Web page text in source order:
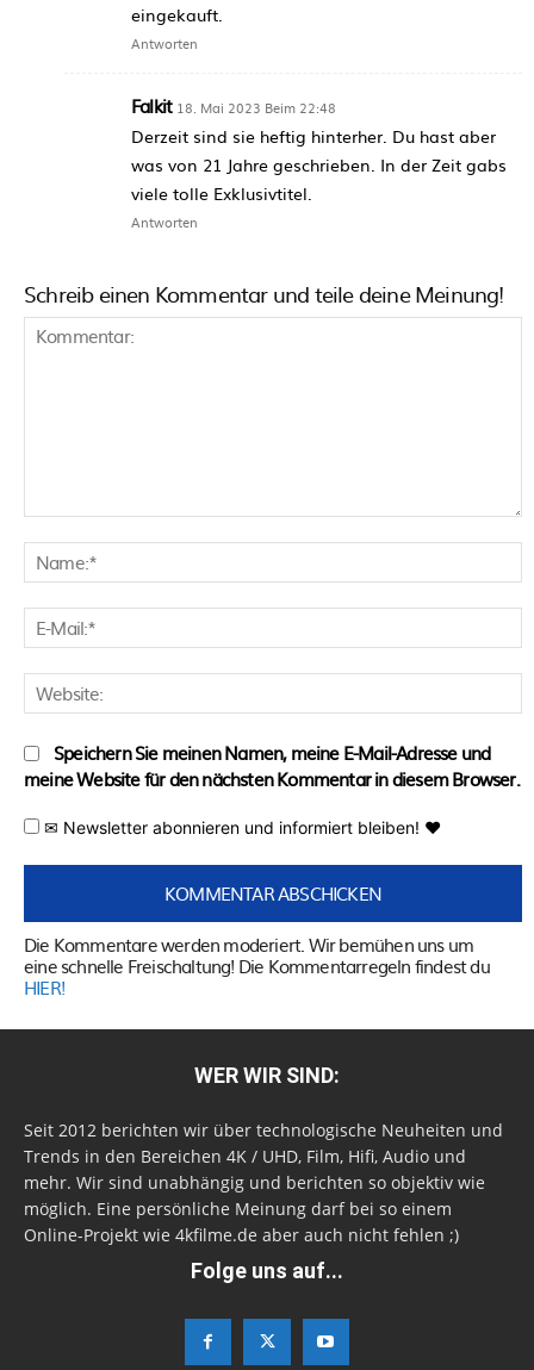
eingekauft.
Antworten
Falkit 18. Mai 2023 Beim 22:48
Derzeit sind sie heftig hinterher. Du hast aber
was von 21 Jahre geschrieben. In der Zeit gabs
viele tolle Exklusivtitel.
Antworten
Schreib einen Kommentar und teile deine Meinung!
Speichern Sie meinen Namen, meine E-Mail-Adresse und
meine Website für den nächsten Kommentar in diesem Browser.
✉ Newsletter abonnieren und informiert bleiben! ♥
Die Kommentare werden moderiert. Wir bemühen uns um
eine schnelle Freischaltung! Die Kommentarregeln findest du
HIER!
WER WIR SIND:
Seit 2012 berichten wir über technologische Neuheiten und
Trends in den Bereichen 4K / UHD, Film, Hifi, Audio und
mehr. Wir sind unabhängig und berichten so objektiv wie
möglich. Eine persönliche Meinung darf bei so einem
Online-Projekt wie 4kfilme.de aber auch nicht fehlen ;)
Folge uns auf...